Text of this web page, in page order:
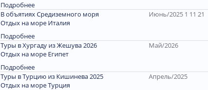
Подробнее
В объятиях Средиземного моря
Отдых на море Италия
Подробнее
Июнь/2025 1 11 21
Туры в Хургаду из Жешува 2026
Отдых на море Египет
Подробнее
Май/2026
Туры в Турцию из Кишинева 2025
Отдых на море Турция
Апрель/2025